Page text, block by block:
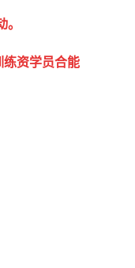
资学员合能